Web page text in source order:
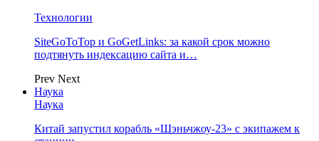
Технологии
SiteGoToTop и GoGetLinks: за какой срок можно
подтянуть индексацию сайта и…
Prev Next
Наука
Наука
Китай запустил корабль «Шэньчжоу-23» с экипажем к